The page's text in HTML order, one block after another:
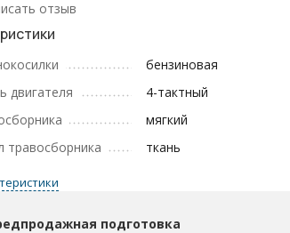
отзыв
бензиновая
двигателя
4-тактный
мягкий
травосборника
ткань
подготовка